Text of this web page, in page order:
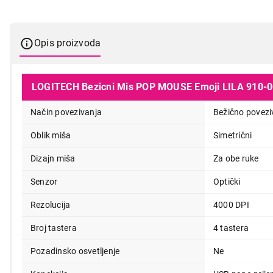
Opis proizvoda
LOGITECH Bezicni Mis POP MOUSE Emoji LILA 910-
Način povezivanja Bežično
Oblik miša Simetrični
Dizajn miša Za obe ruke
Senzor Optički
Rezolucija 4000 DPI
Broj tastera 4 tastera
Pozadinsko osvetljenje Ne
3.999,00